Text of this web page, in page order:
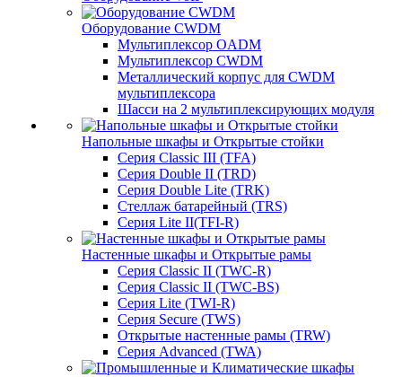
Оборудование CWDM
Мультиплекcор OADM
Мультиплексор CWDM
Металлический корпус для CWDM
мультиплексора
Шасси на 2 мультиплексирующих модуля
Напольные шкафы и Открытые стойки
Серия Classic III (TFA)
Серия Double II (TRD)
Серия Double Lite (TRK)
Стеллаж батарейный (TRS)
Серия Lite II(TFI-R)
Настенные шкафы и Открытые рамы
Серия Classic II (TWC-R)
Серия Classic II (TWC-BS)
Серия Lite (TWI-R)
Серия Secure (TWS)
Открытые настенные рамы (TRW)
Серия Advanced (TWA)